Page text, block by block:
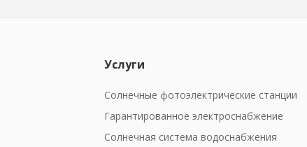
Услуги
Солнечные фотоэлектрические станции
Гарантированное электроснабжение
Солнечная система водоснабжения